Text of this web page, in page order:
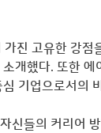
진 고유한 강점
개했다. 또한 에
기업으로서의
신들의 커리어